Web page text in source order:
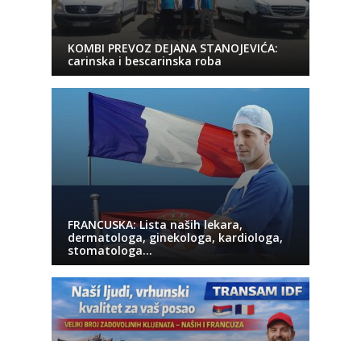
KOMBI PREVOZ DEJANA STANOJEVIĆA:
carinska i bescarinska roba
FRANCUSKA: Lista naših lekara,
dermatologa, ginekologa, kardiologa,
stomatologa…